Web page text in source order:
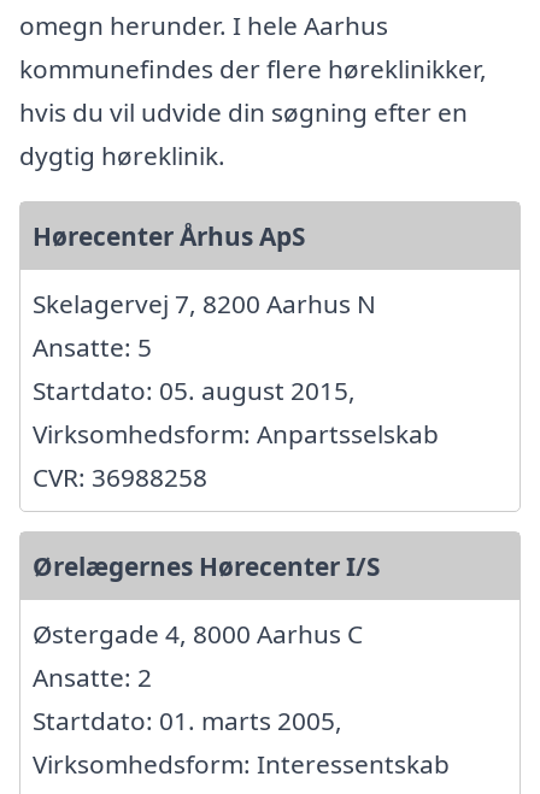
omegn herunder. I hele Aarhus
kommunefindes der flere høreklinikker,
hvis du vil udvide din søgning efter en
dygtig høreklinik.
Hørecenter Århus ApS
Skelagervej 7, 8200 Aarhus N
Ansatte: 5
Startdato: 05. august 2015,
Virksomhedsform: Anpartsselskab
CVR: 36988258
Ørelægernes Hørecenter I/S
Østergade 4, 8000 Aarhus C
Ansatte: 2
Startdato: 01. marts 2005,
Virksomhedsform: Interessentskab